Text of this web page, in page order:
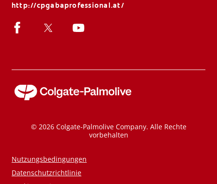
http://cpgabaprofessional.at/
© 2026 Colgate-Palmolive Company. Alle Rechte
vorbehalten
Nutzungsbedingungen
Datenschutzrichtlinie